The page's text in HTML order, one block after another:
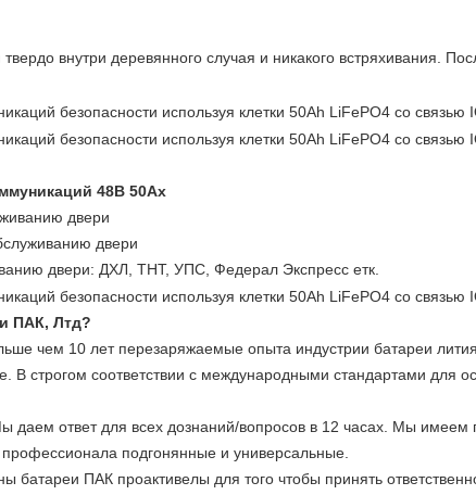
внутри деревянного случая и никакого встряхивания.
48В 50Ах
двери
двери
двери: ДХЛ, ТНТ, УПС, Федерал Экспресс етк.
ПАК, Лтд?
чем 10 лет перезаряжаемые опыта индустрии батареи
В строгом соответствии с международными стандартами для
даем ответ для всех дознаний/вопросов в 12 часах. Мы
подгонянные и универсальные.
батареи ПАК проактивелы для того чтобы принять